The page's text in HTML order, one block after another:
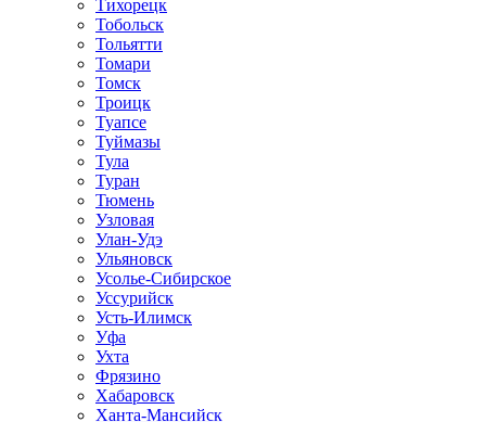
Тихорецк
Тобольск
Тольятти
Томари
Томск
Троицк
Туапсе
Туймазы
Тула
Туран
Тюмень
Узловая
Улан-Удэ
Ульяновск
Усолье-Сибирское
Уссурийск
Усть-Илимск
Уфа
Ухта
Фрязино
Хабаровск
Ханта-Мансийск